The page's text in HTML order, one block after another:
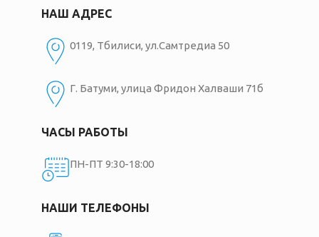
НАШ АДРЕС
0119, Тбилиси, ул.Самтредиа 50
Г. Батуми, улица Фридон Халваши 71б
ЧАСЫ РАБОТЫ
ПН-ПТ 9:30-18:00
НАШИ ТЕЛЕФОНЫ